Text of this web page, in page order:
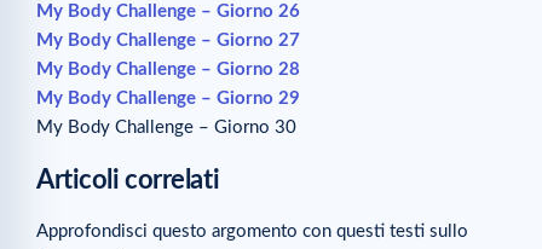
My Body Challenge – Giorno 26
My Body Challenge – Giorno 27
My Body Challenge – Giorno 28
My Body Challenge – Giorno 29
My Body Challenge – Giorno 30
Articoli correlati
Approfondisci questo argomento con questi testi sullo